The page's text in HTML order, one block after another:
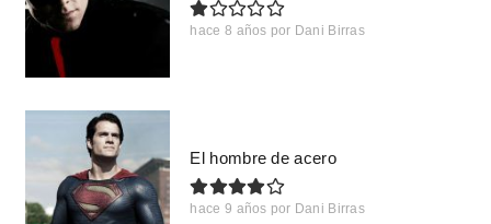
hace 8 años por Dani Birras
El hombre de acero
hace 9 años por Dani Birras